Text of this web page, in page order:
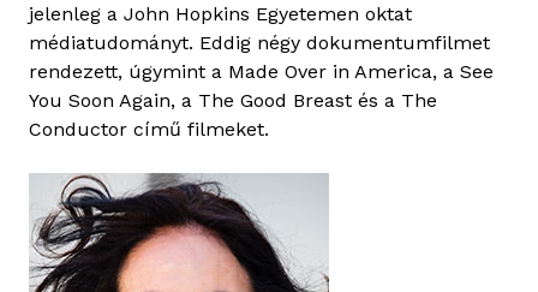
jelenleg a John Hopkins Egyetemen oktat
médiatudományt. Eddig négy dokumentumfilmet
rendezett, úgymint a Made Over in America, a See
You Soon Again, a The Good Breast és a The
Conductor című filmeket.